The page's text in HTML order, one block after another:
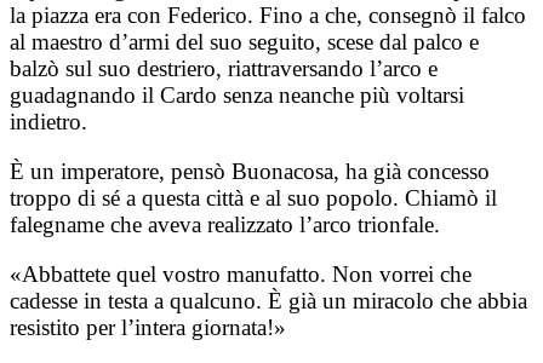
la piazza era con Federico. Fino a che, consegnò il falco
al maestro d’armi del suo seguito, scese dal palco e
balzò sul suo destriero, riattraversando l’arco e
guadagnando il Cardo senza neanche più voltarsi
indietro.
È un imperatore, pensò Buonacosa, ha già concesso
troppo di sé a questa città e al suo popolo. Chiamò il
falegname che aveva realizzato l’arco trionfale.
«Abbattete quel vostro manufatto. Non vorrei che
cadesse in testa a qualcuno. È già un miracolo che abbia
resistito per l’intera giornata!»